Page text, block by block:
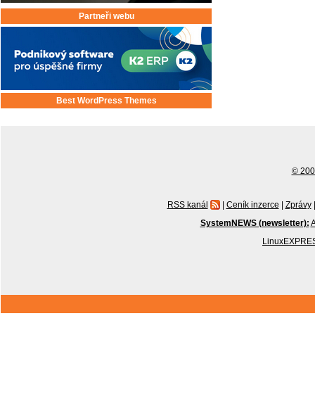
Partneři webu
Best WordPress Themes
©
RSS kanál | Ceník inzerce | Zprávy |
SystemNEWS (newsletter):